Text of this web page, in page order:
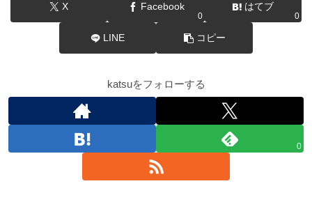
X Facebook
0
はてブ
0
LINE コピー
katsuをフォローする
0